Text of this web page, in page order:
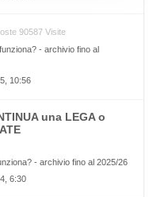
90587 Visite
- archivio fino al
10:56
una LEGA o
- archivio fino al 2025/26
6:30